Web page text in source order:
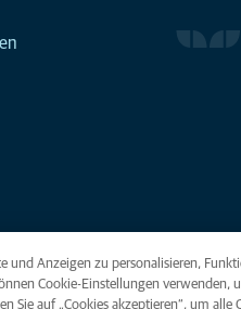
verdient.
und Anzeigen zu personalisieren,
Cookie-Einstellungen verwenden,
in a new tab)
Sie auf „Cookies akzeptieren“, um